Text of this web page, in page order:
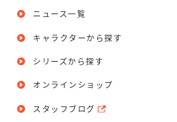
ニュース一覧
キャラクターから探す
シリーズから探す
オンラインショップ
スタッフブログ